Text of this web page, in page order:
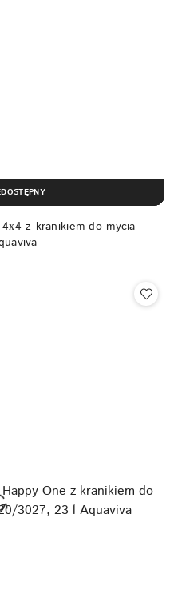
z kranikiem do mycia